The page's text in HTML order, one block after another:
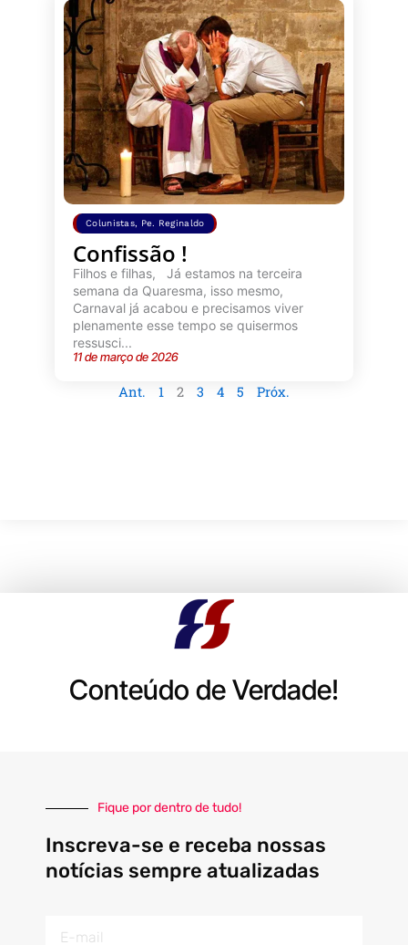
Colunistas, Pe. Reginaldo
Confissão !
Filhos e filhas, Já estamos na terceira
semana da Quaresma, isso mesmo,
Carnaval já acabou e precisamos viver
plenamente esse tempo se quisermos
ressusci...
11 de março de 2026
Ant. 1 2 3 4 5 Próx.
Conteúdo de Verdade!
Fique por dentro de tudo!
Inscreva-se e receba nossas
notícias sempre atualizadas